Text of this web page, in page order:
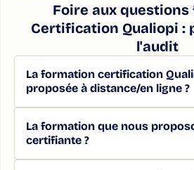
Foire aux
Certification Qualiopi :
l'audit
La formation certification
proposée à distance/en ligne ?
La formation que nous
certifiante ?